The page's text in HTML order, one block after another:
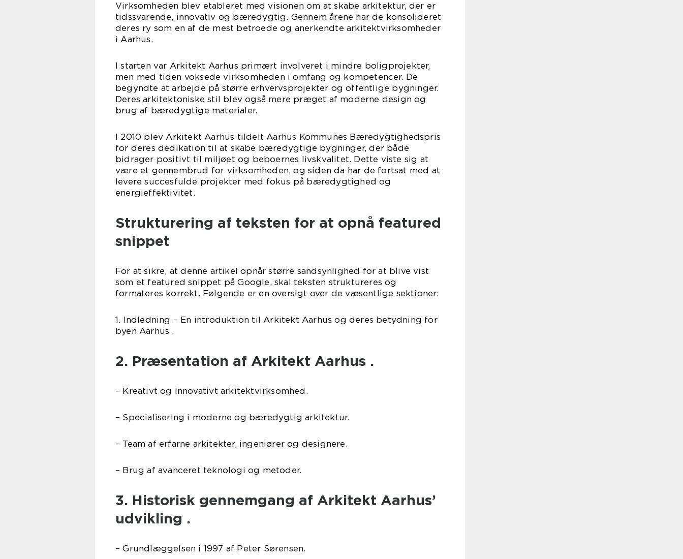
Virksomheden blev etableret med visionen om at skabe arkitektur, der er
tidssvarende, innovativ og bæredygtig. Gennem årene har de konsolideret
deres ry som en af de mest betroede og anerkendte arkitektvirksomheder
i Aarhus.
I starten var Arkitekt Aarhus primært involveret i mindre boligprojekter,
men med tiden voksede virksomheden i omfang og kompetencer. De
begyndte at arbejde på større erhvervsprojekter og offentlige bygninger.
Deres arkitektoniske stil blev også mere præget af moderne design og
brug af bæredygtige materialer.
I 2010 blev Arkitekt Aarhus tildelt Aarhus Kommunes Bæredygtighedspris
for deres dedikation til at skabe bæredygtige bygninger, der både
bidrager positivt til miljøet og beboernes livskvalitet. Dette viste sig at
være et gennembrud for virksomheden, og siden da har de fortsat med at
levere succesfulde projekter med fokus på bæredygtighed og
energieffektivitet.
Strukturering af teksten for at opnå featured
snippet
For at sikre, at denne artikel opnår større sandsynlighed for at blive vist
som et featured snippet på Google, skal teksten struktureres og
formateres korrekt. Følgende er en oversigt over de væsentlige sektioner:
1. Indledning – En introduktion til Arkitekt Aarhus og deres betydning for
byen Aarhus .
2. Præsentation af Arkitekt Aarhus .
– Kreativt og innovativt arkitektvirksomhed.
– Specialisering i moderne og bæredygtig arkitektur.
– Team af erfarne arkitekter, ingeniører og designere.
– Brug af avanceret teknologi og metoder.
3. Historisk gennemgang af Arkitekt Aarhus’
udvikling .
– Grundlæggelsen i 1997 af Peter Sørensen.